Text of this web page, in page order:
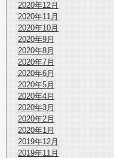
2020年12月
2020年11月
2020年10月
2020年9月
2020年8月
2020年7月
2020年6月
2020年5月
2020年4月
2020年3月
2020年2月
2020年1月
2019年12月
2019年11月